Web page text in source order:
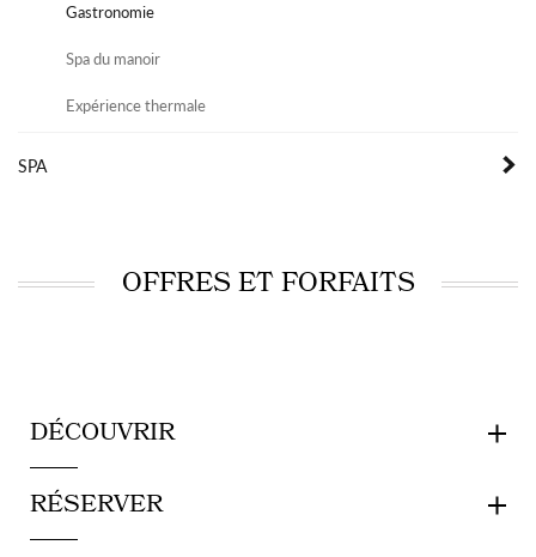
Gastronomie
Spa du manoir
Expérience thermale
SPA
OFFRES ET FORFAITS
DÉCOUVRIR
RÉSERVER